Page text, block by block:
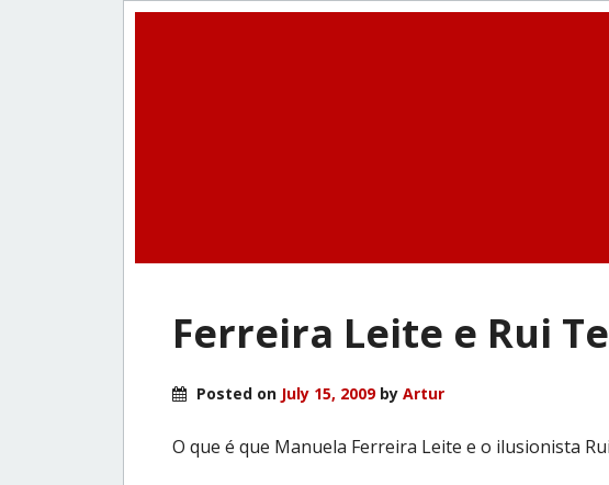
Ferreira Leite e Rui
Posted on July 15, 2009by Artur
O que é que Manuela Ferreira Leite e o ilusionista